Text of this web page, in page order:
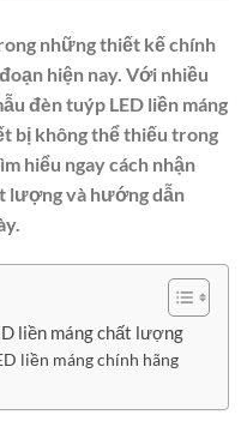
những thiết kế chính
hiện nay. Với nhiều
đèn tuýp LED liền máng
bị không thể thiếu trong
hiểu ngay cách nhận
lượng và hướng dẫn
liền máng chất lượng
liền máng chính hãng